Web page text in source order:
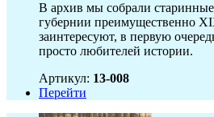
В архив мы собрали
губернии преимущественно
заинтересуют, в первую
просто любителей истории.
Артикул: 13-008
Перейти